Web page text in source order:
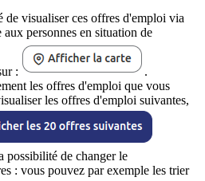
de visualiser ces offres d'emploi via
personnes en situation de
:
.
les offres d'emploi que vous
les offres d'emploi suivantes,
possibilité de changer le
: vous pouvez par exemple les trier